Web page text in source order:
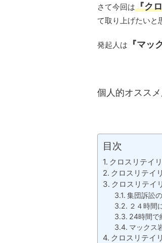
さて今回は『ク
て取り上げたいと
発起人は 『マッ
個人的オスス
目次
クロスリテイ
クロスリテイ
クロスリテイ
集団訴訟
２４時間
24時間で
マックス
クロスリテイ